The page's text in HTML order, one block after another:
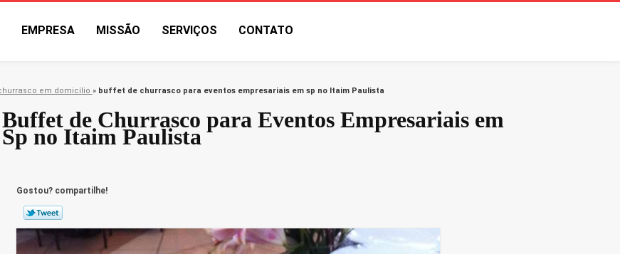
EMPRESA MISSÃO SERVIÇOS CONTATO
em domicílio » buffet de churrasco para eventos empresariais em sp no Itaim Paulista
Buffet de Churrasco para Eventos Empresariais em
Sp no Itaim Paulista
Gostou? compartilhe!